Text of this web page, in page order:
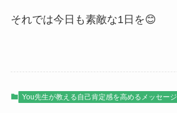
それでは今日も素敵な1日を😊
You先生が教える自己肯定感を高めるメッセージ